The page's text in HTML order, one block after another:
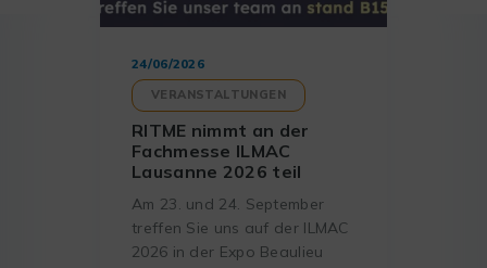
24/06/2026
VERANSTALTUNGEN
RITME nimmt an der
Fachmesse ILMAC
Lausanne 2026 teil
Am 23. und 24. September
treffen Sie uns auf der ILMAC
2026 in der Expo Beaulieu